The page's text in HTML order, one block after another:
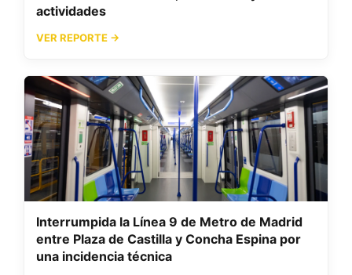
actividades
VER REPORTE →
Interrumpida la Línea 9 de Metro de Madrid
entre Plaza de Castilla y Concha Espina por
una incidencia técnica